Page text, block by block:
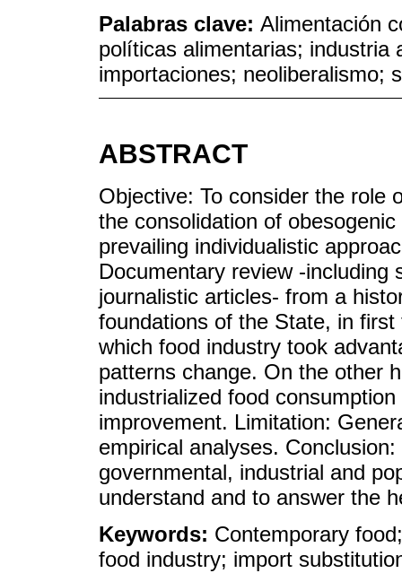
Palabras clave: Alimentación
políticas alimentarias; industria
importaciones; neoliberalismo;
ABSTRACT
Objective: To consider the role
the consolidation of
prevailing individualistic
Documentary review -including
journalistic articles- from a
foundations of the State, in
which food industry took
patterns change. On the other
industrialized food
improvement. Limitation:
empirical analyses.
governmental, industrial and
understand and to answer the
Keywords: Contemporary
food industry; import